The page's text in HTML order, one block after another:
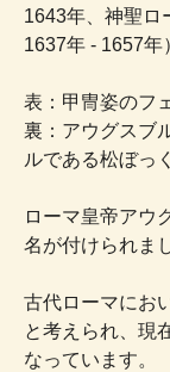
1643年、神聖ロ
1637年 - 1657年
表：甲冑姿のフ
裏：アウグスブ
ルである松ぼっ
ローマ皇帝アウ
名が付けられま
古代ローマにお
と考えられ、現
なっています。